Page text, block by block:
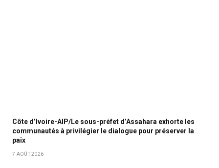
Côte d’Ivoire-AIP/Le sous-préfet d’Assahara exhorte les
communautés à privilégier le dialogue pour préserver la
paix
7 AOÛT 2026